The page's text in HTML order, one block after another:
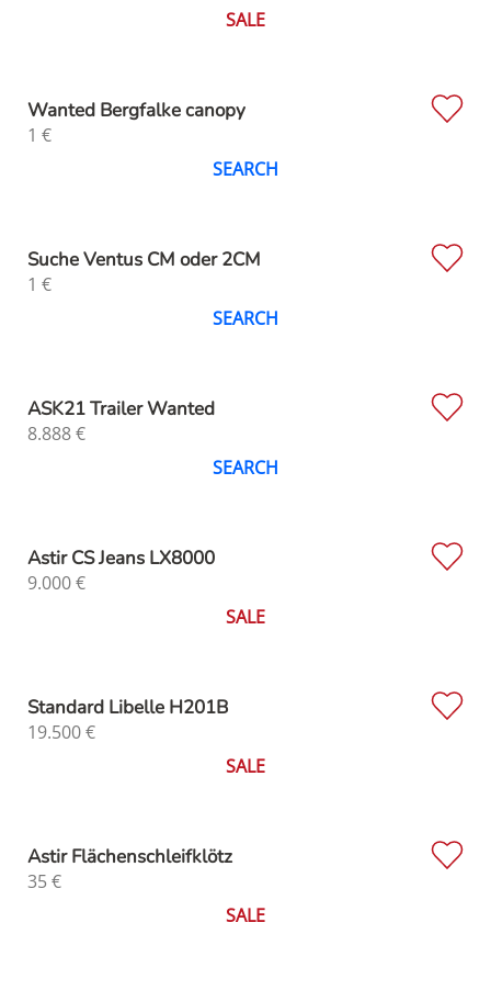
SALE
Wanted Bergfalke canopy
1 €
SEARCH
Suche Ventus CM oder 2CM
1 €
SEARCH
ASK21 Trailer Wanted
8.888€
SEARCH
Astir CS Jeans LX8000
9.000€
SALE
Standard Libelle H201B
19.500€
SALE
Astir Flächenschleifklötz
35€
SALE